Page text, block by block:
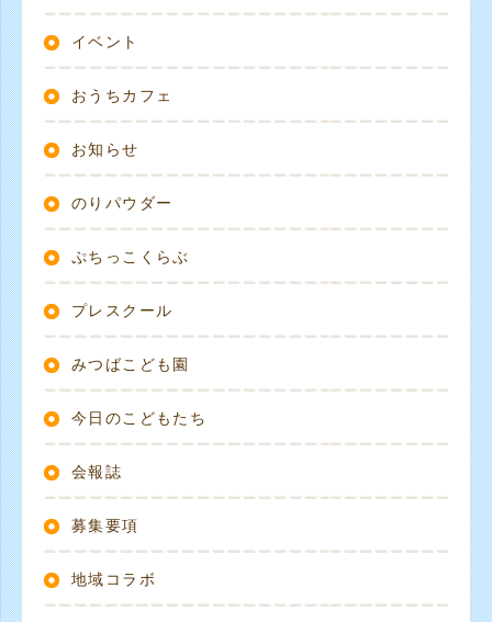
イベント
おうちカフェ
お知らせ
のりパウダー
ぷちっこくらぶ
プレスクール
みつばこども園
今日のこどもたち
会報誌
募集要項
地域コラボ